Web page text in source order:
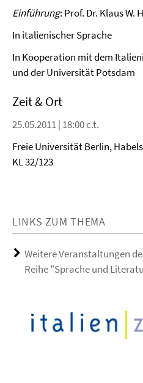
Video
Einführung: Prof. Dr. Klaus W.
In italienischer Sprache
In Kooperation mit dem
und der Universität Potsdam
Zeit & Ort
25.05.2011 | 18:00 c.t.
Freie Universität Berlin,
KL 32/123
LINKS ZUM THEMA
Weitere Veranstaltungen
Reihe "Sprache und